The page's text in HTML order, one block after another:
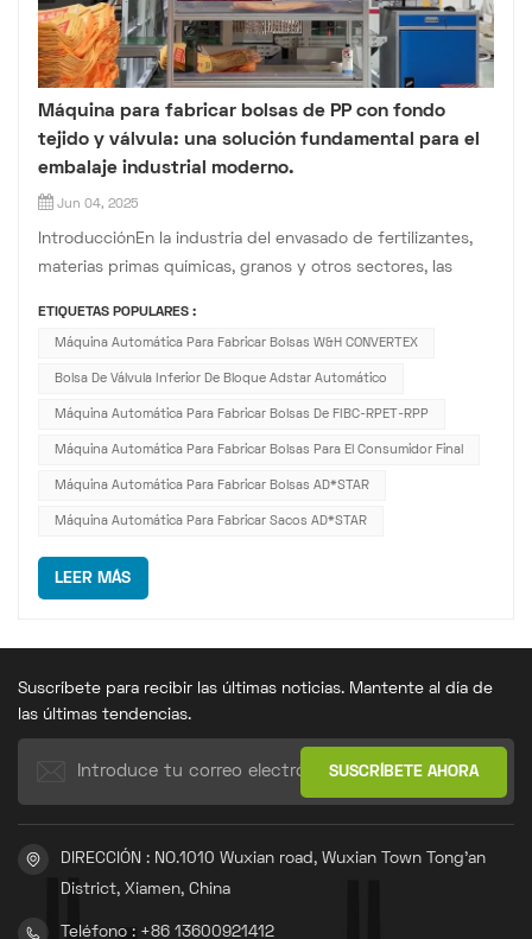
Máquina para fabricar bolsas de PP con fondo
tejido y válvula: una solución fundamental para el
embalaje industrial moderno.
Jun 04, 2025
IntroducciónEn la industria del envasado de fertilizantes,
materias primas químicas, granos y otros sectores, las
granulados y en polvo a granel debido a su excelente
capacidad de carga,...
ETIQUETAS POPULARES :
Máquina Automática Para Fabricar Bolsas W&H CONVERTEX
Bolsa De Válvula Inferior De Bloque Adstar Automático
Máquina Automática Para Fabricar Bolsas De FIBC-RPET-RPP
Máquina Automática Para Fabricar Bolsas Para El Consumidor Final
Máquina Automática Para Fabricar Bolsas AD*STAR
Máquina Automática Para Fabricar Sacos AD*STAR
LEER MÁS
Suscríbete para recibir las últimas noticias. Mantente al día de
las últimas tendencias.
DIRECCIÓN : NO.1010 Wuxian road, Wuxian Town Tong'an
District, Xiamen, China
Teléfono : +86 13600921412